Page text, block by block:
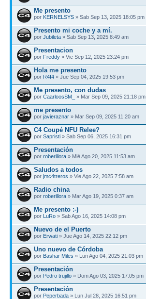
Me presento
por KERNELSYS » Sab Sep 13, 2025 18:05 pm
Presento mi coche y a mí.
por Jubileta » Sab Sep 13, 2025 8:49 am
Presentacion
por Freddy » Vie Sep 12, 2025 23:24 pm
Hola me presento
por R4f4 » Jue Sep 04, 2025 19:53 pm
Me presento, con dudas
por CaarloosSM_ » Mar Sep 09, 2025 21:18 pm
me presento
por javieraznar » Mar Sep 09, 2025 11:20 am
C4 Coupé NFU Relee?
por Sapristi » Sab Sep 06, 2025 16:31 pm
Presentación
por roberillora » Mié Ago 20, 2025 11:53 am
Saludos a todos
por jmc4treros » Vie Ago 22, 2025 7:58 am
Radio china
por roberillora » Mar Ago 19, 2025 0:37 am
Me presento :-)
por LuRo » Sab Ago 16, 2025 14:08 pm
Nuevo de el Puerto
por Erwati » Jue Ago 14, 2025 22:12 pm
Uno nuevo de Córdoba
por Bashar Miles » Lun Ago 04, 2025 21:03 pm
Presentación
por Pedro trujillo » Dom Ago 03, 2025 17:05 pm
Presentación
por Peperbada » Lun Jul 28, 2025 16:51 pm